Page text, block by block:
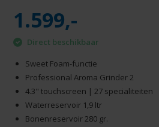
1.599,-
Direct beschikbaar
Sweet Foam-functie
Professional Aroma Grinder 2
4.3" touchscreen | 27 specialiteiten
Waterreservoir 1,9 ltr
Bonenreservoir 280 gr.